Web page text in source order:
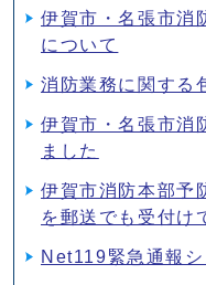
伊賀市・名張市消
について
消防業務に関する
伊賀市・名張市消
ました
伊賀市消防本部予
を郵送でも受付け
Net119緊急通報